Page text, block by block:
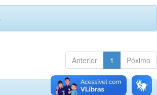
Anterior 1 Póximo